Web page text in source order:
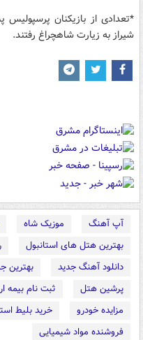
*تعدادی از بازیکنان
شیراز به زیارت شاهچراغ رفتند.
آپ آهنگ موزیک شاه
بهترین هتل های استانبول
دانلود آهنگ جدید
بهترین
پرشین هتل
ثبت نام بیمه
مزایده خودرو
خرید بلیط
فروشنده مواد شیمیایی